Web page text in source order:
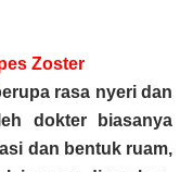
Zoster
rasa nyeri dan
dokter biasanya
dan bentuk ruam,